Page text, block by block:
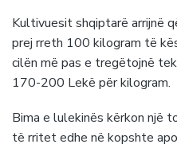
Kultivuesit shqiptarë arrijnë
prej rreth 100 kilogram të
cilën më pas e tregëtojnë
170-200 Lekë për kilogram.
Bima e lulekinës kërkon një
të rritet edhe në kopshte